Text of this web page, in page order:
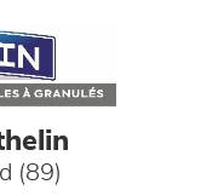
(89)